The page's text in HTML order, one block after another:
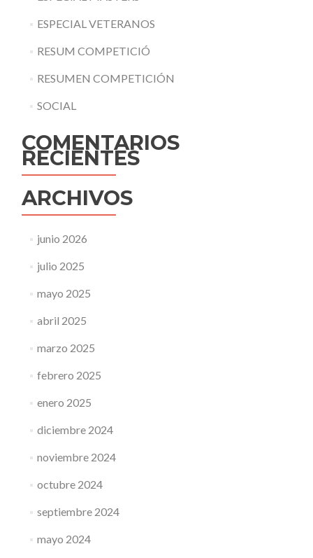
ESPECIAL VETERANOS
RESUM COMPETICIÓ
RESUMEN COMPETICIÓN
SOCIAL
COMENTARIOS
RECIENTES
ARCHIVOS
junio 2026
julio 2025
mayo 2025
abril 2025
marzo 2025
febrero 2025
enero 2025
diciembre 2024
noviembre 2024
octubre 2024
septiembre 2024
mayo 2024